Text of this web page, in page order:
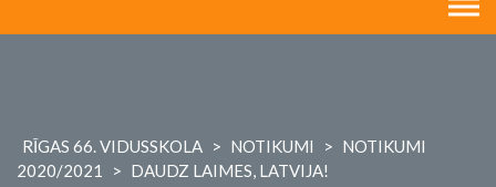
RĪGAS 66. VIDUSSKOLA > NOTIKUMI > NOTIKUMI
2020/2021
> DAUDZ LAIMES, LATVIJA!